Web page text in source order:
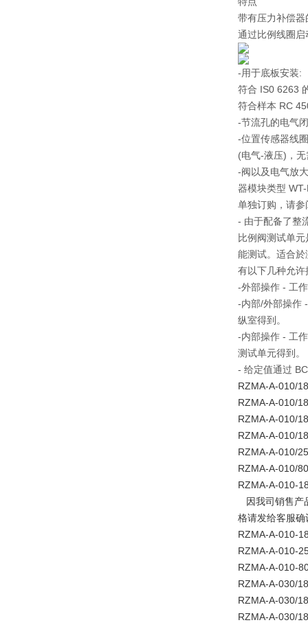
带有压力补偿
通过比例线圈启
-用于底板安装:
符合 IS0 6263
符合样本 RC
-节流孔的电气
-位置传感器线
(电气-液压)，
-阀以及电气放
器模块类型
单独订购，请
- 由于配备了整
比例阀测试单
能测试。适合
有以下几种允许
-外部操作 - 工
-内部/外部操作
纵室得到。
-内部操作 - 工
测试单元得到。
- 给定值通过
RZMA-A-010/
RZMA-A-010/
RZMA-A-010/
RZMA-A-010/
RZMA-A-010/
RZMA-A-010/
RZMA-A-010-
因我司销售
格请发给客服
RZMA-A-010-
RZMA-A-010-
RZMA-A-010-
RZMA-A-030/
RZMA-A-030/
RZMA-A-030/